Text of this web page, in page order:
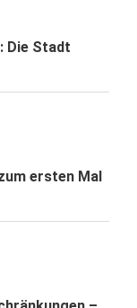
Die Stadt
ersten Mal